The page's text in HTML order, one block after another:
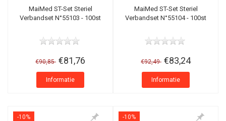
MaiMed ST-Set Steriel
Verbandset N°55103 - 100st
€90,85 €81,76
Informatie
MaiMed ST-Set Steriel
Verbandset N°55104 - 100st
€92,49 €83,24
Informatie
-10% -10%